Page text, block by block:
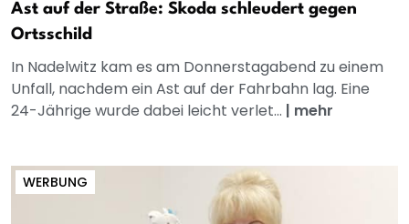
Ast auf der Straße: Skoda schleudert gegen
Ortsschild
In Nadelwitz kam es am Donnerstagabend zu einem
Unfall, nachdem ein Ast auf der Fahrbahn lag. Eine
24-Jährige wurde dabei leicht verlet... | mehr
WERBUNG